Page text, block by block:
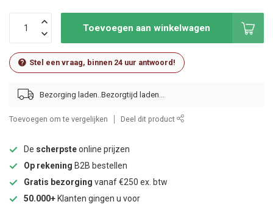
Toevoegen aan winkelwagen
Stel een vraag, binnen 24 uur antwoord!
Bezorging laden..
Toevoegen om te vergelijken Deel dit product
De scherpsteonline prijzen
Op rekening B2B bestellen
Gratis bezorging vanaf €250 ex. btw
50.000+ Klanten gingen u voor